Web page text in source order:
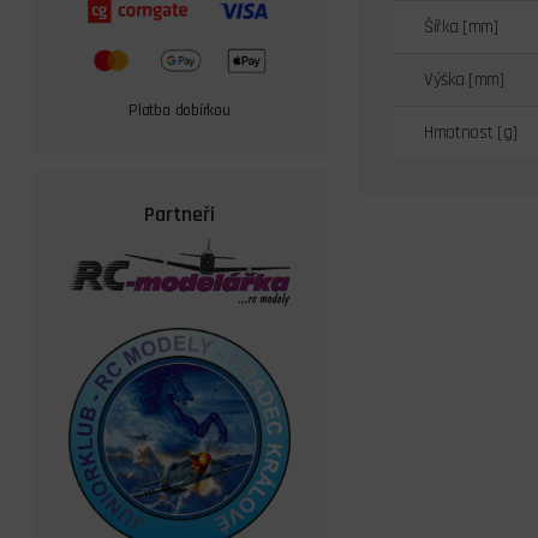
Platba dobírkou
Partneři
Šířka [mm]
Výška [mm]
Hmotnost [g]